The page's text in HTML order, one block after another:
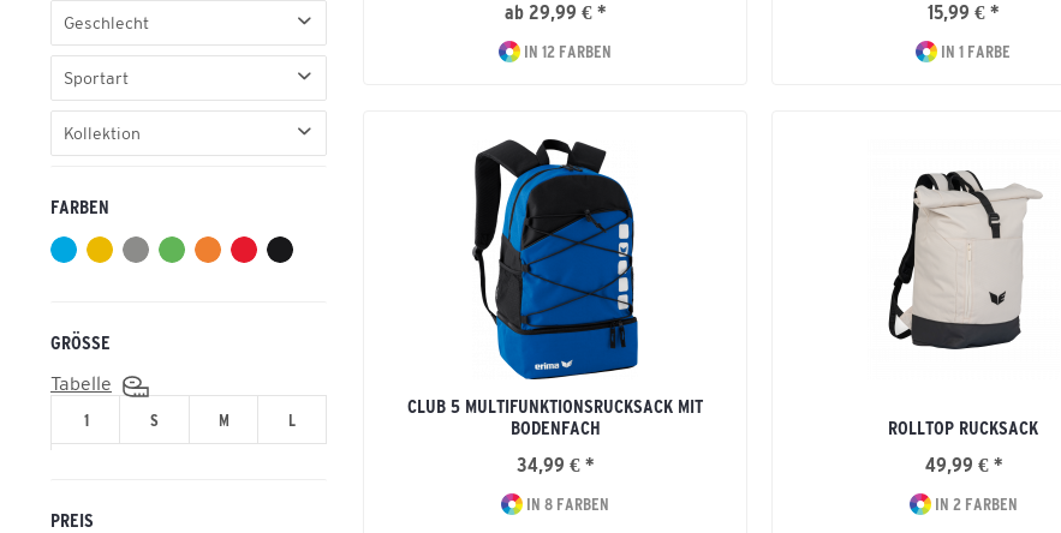
Geschlecht
No Gender
Sportart
Fußball
Volleyball
Kollektion
INTRO
Six Wings
FARBEN
GRÖSSE
Tabelle
1 S M L
PREIS
ab 29,99 € *
IN 12 FARBEN
15,99 € *
IN 1 FARBE
CLUB 5 MULTIFUNKTIONSRUCKSACK MIT
BODENFACH
34,99 € *
IN 8 FARBEN
ROLLTOP RUCKSACK
49,99 € *
IN 2 FARBEN